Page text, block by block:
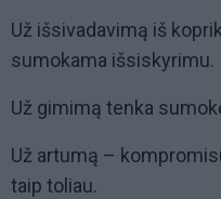
Už išsivadavimą iš
sumokama išsiskyrimu.
Už gimimą tenka
Už artumą –
taip toliau.